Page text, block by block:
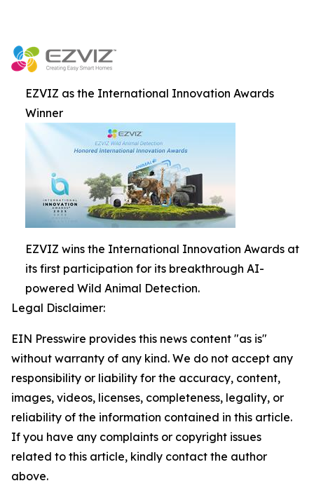
EZVIZ as the International Innovation Awards
Winner
EZVIZ wins the International Innovation Awards at
its first participation for its breakthrough AI-
powered Wild Animal Detection.
Legal Disclaimer:
EIN Presswire provides this news content "as is"
without warranty of any kind. We do not accept any
responsibility or liability for the accuracy, content,
images, videos, licenses, completeness, legality, or
reliability of the information contained in this article.
If you have any complaints or copyright issues
related to this article, kindly contact the author
above.